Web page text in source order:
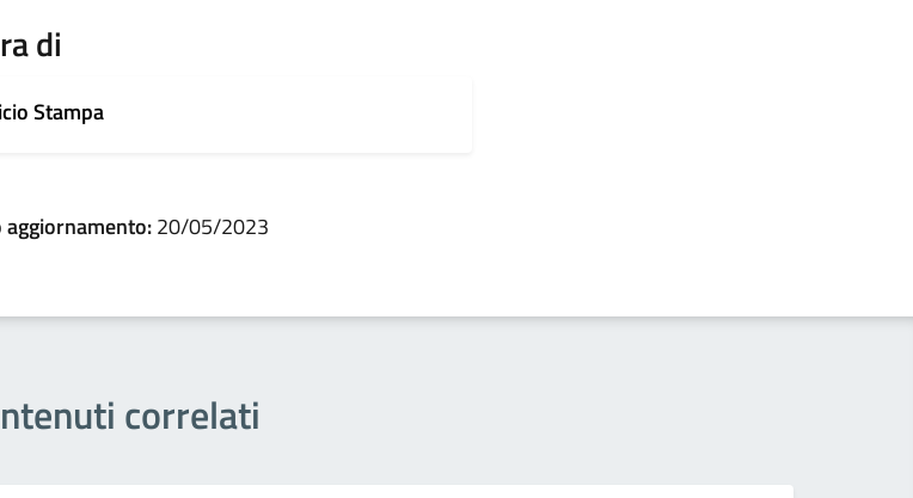
di
Stampa
20/05/2023
correlati